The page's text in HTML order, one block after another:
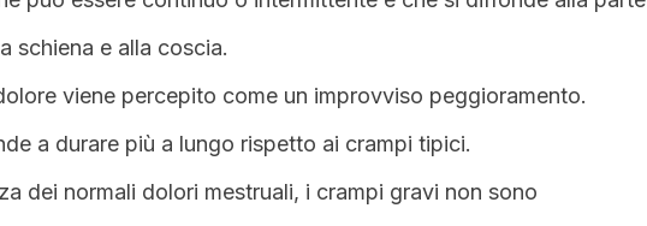
schiena e alla coscia.
viene percepito come un improvviso peggioramento.
a durare più a lungo rispetto ai crampi tipici.
dei normali dolori mestruali, i crampi gravi non sono